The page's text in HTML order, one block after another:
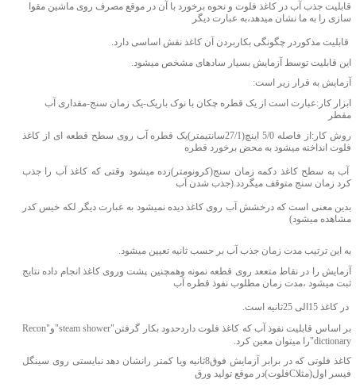
قابلیت جذب آب در کاغذ فلوت و نحوه برخورد با آن در موقع مصرف روی ماشین مقوا
سازی را به ما نشان میدهد،به عبارت دیگر
قابلیت مذکوردر چگونگی بکاربردن آن کاغذ نقش اساسی دارد.
این قابلیت توسط آزمایش بسیار سادهای مشخص میشود.
آزمایش به قرار زیر است:
ابزار کار:عبارت است از یک قطره چکان با نوک باریک-یک زمان سنج-مقداری آب
مقطر
روش کار:از فاصله 5/0 اینچ(27/1سانتیمتر)یک قطره آب روی سطح قطعه ای از کاغذ
فلوت انداخته میشود به محض برخورد قطره
آب به سطح کاغذ دکمه زمان سنج(کرونومتر)زده میشود وقتی که کاغذ آب را جذب
کرد زمان سنج متوقف میگردد.(جذب شدن آب
بدین معنی است که درخشش آب روی کاغذ دیده نمیشود به عبارت دیگر لکه خیس کدر
مشاهده میشود)
به این ترتیب مدت زمان جذب آب بر حسب ثانیه تعیین میشود.
آزمایش را در نقاط متععد روی قطعه نمونه وهمچنین پشت وروی کاغذ انجام داده نتایج
ثبت میشود ،مدت زمان مطلوب نفوذ قطره آب
در کاغذ 15الی 25ثانیه است.
بر اساس قابلیت نفوذ آب که کاغذ فلوت داردحدود بکار گرفتن"steam shower"و"Recon
dictionary"را میتوان معین کرد.
کاغذ فلوتی که در برابر آزمایش فوق8ثانیه ویا کمتر رانشان دهد نبایستی روی سینگل
فیسر اول(مثلاCفلوت)در موقع تولید ورق